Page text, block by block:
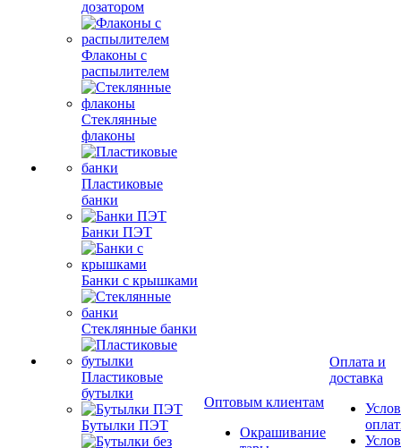
дозатором
Флаконы с
распылителем
Стеклянные
флаконы
Пластиковые
банки
Банки ПЭТ
Банки с крышками
Стеклянные банки
Пластиковые
бутылки
Бутылки ПЭТ
Оптовым клиентам
Окрашивание
Оплата и
доставка